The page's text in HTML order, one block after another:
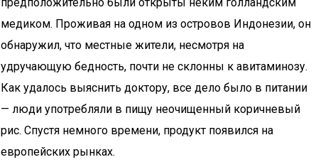
медиком. Проживая на одном из островов Индонезии, он
обнаружил, что местные жители, несмотря на
удручающую бедность, почти не склонны к авитаминозу.
Как удалось выяснить доктору, все дело было в питании
— люди употребляли в пищу неочищенный коричневый
рис. Спустя немного времени, продукт появился на
европейских рынках.